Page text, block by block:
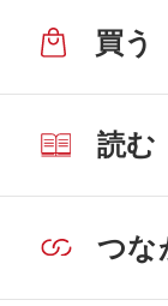
買う
読む
つな